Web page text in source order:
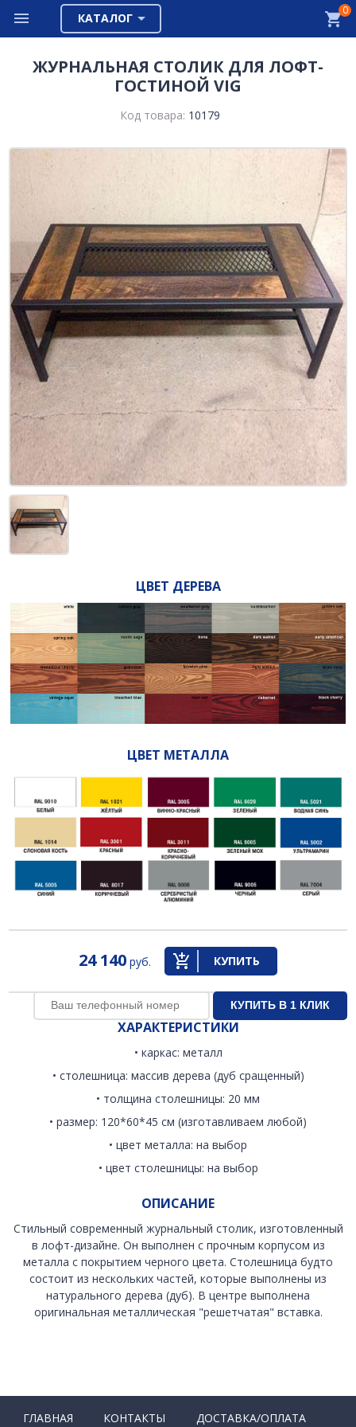
КАТАЛОГ
0
ЖУРНАЛЬНАЯ СТОЛИК ДЛЯ ЛОФТ-
ГОСТИНОЙ VIG
Код товара: 10179
ЦВЕТ ДЕРЕВА
ЦВЕТ МЕТАЛЛА
24 140 руб. КУПИТЬ
ХАРАКТЕРИСТИКИ
• каркас: металл
• столешница: массив дерева (дуб сращенный)
• толщина столешницы: 20 мм
• размер: 120*60*45 см (изготавливаем любой)
• цвет металла: на выбор
• цвет столешницы: на выбор
ОПИСАНИЕ
Стильный современный журнальный столик, изготовленный
в лофт-дизайне. Он выполнен с прочным корпусом из
металла с покрытием черного цвета. Столешница будто
состоит из нескольких частей, которые выполнены из
натурального дерева (дуб). В центре выполнена
оригинальная металлическая "решетчатая" вставка.
ГЛАВНАЯ КОНТАКТЫ ДОСТАВКА/ОПЛАТА